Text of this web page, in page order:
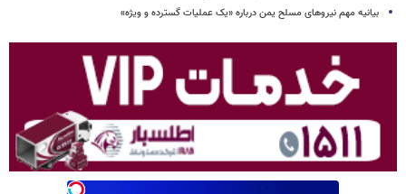
بیانیه مهم نیروهای مسلح یمن درباره «یک عملیات گسترده و ویژه»